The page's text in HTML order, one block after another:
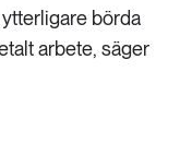
börda
arbete, säger